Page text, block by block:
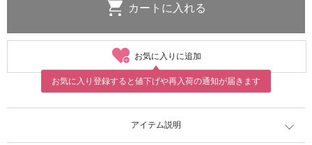
お気に入りに追加
お気に入り登録すると値下げや再入荷の通知が届きます
アイテム説明